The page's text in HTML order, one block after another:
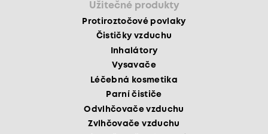
Užitečné produkty
Protiroztočové povlaky
Čističky vzduchu
Inhalátory
Vysavače
Léčebná kosmetika
Parní čističe
Odvlhčovače vzduchu
Zvlhčovače vzduchu